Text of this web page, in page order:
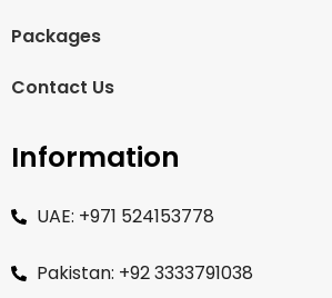
Packages
Contact Us
Information
UAE: +971 524153778
Pakistan: +92 3333791038